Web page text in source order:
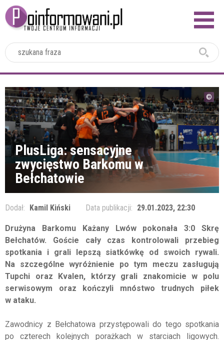
PlusLiga: sensacyjne
zwycięstwo Barkomu w
Bełchatowie
Dodał: Kamil Kiński Data publikacji: 29.01.2023, 22:30
Drużyna Barkomu Każany Lwów pokonała 3:0 Skrę
Bełchatów. Goście cały czas kontrolowali przebieg
spotkania i grali lepszą siatkówkę od swoich rywali.
Na szczególne wyróżnienie po tym meczu zasługują
Tupchi oraz Kvalen, którzy grali znakomicie w polu
serwisowym oraz kończyli mnóstwo trudnych piłek
w ataku.
Zawodnicy z Bełchatowa przystępowali do tego spotkania
po czterech kolejnych porażkach w starciach ligowych.